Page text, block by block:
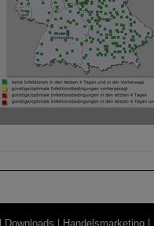
Downloads | Handelsmarketing |